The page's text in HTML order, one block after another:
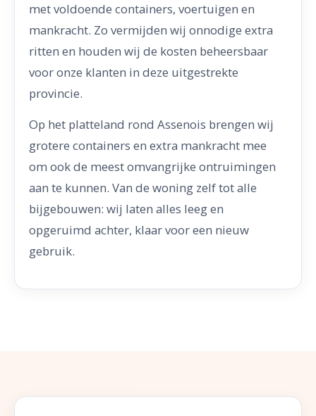
met voldoende containers, voertuigen en
mankracht. Zo vermijden wij onnodige extra
ritten en houden wij de kosten beheersbaar
voor onze klanten in deze uitgestrekte
provincie.
Op het platteland rond Assenois brengen wij
grotere containers en extra mankracht mee
om ook de meest omvangrijke ontruimingen
aan te kunnen. Van de woning zelf tot alle
bijgebouwen: wij laten alles leeg en
opgeruimd achter, klaar voor een nieuw
gebruik.